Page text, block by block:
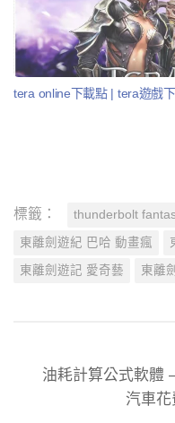
tera online下載點 | tera遊戲
標籤： thunderbolt
東離劍遊紀 巴哈 動畫瘋
東離劍遊記 愛奇藝 東離
油耗計算公式軟體
汽車花